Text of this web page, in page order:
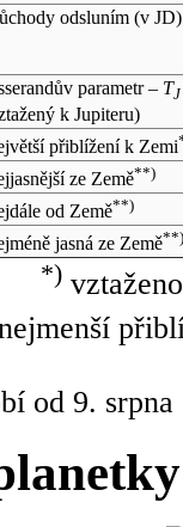
odsluním (v JD)
parametr – TJ
k Jupiteru)
přiblížení k Zemi
ze Země**)
od Země**)
jasná ze Země**)
*)
od 9.